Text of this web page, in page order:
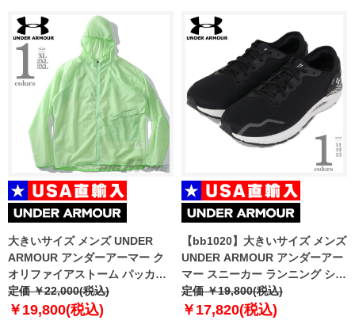
大きいサイズ メンズ UNDER
ARMOUR アンダーアーマー ク
オリファイアストーム パッカブ
ル ジャケット USA直輸入
1326597
定価 ￥22,000(税込)
￥19,800(税込)
【bb1020】大きいサイズ メンズ
UNDER ARMOUR アンダーアー
マー スニーカー ランニング シュ
ーズ USA直輸入 3026821
定価 ￥19,800(税込)
￥17,820(税込)